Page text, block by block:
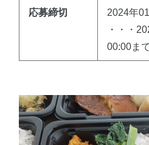
応募締切
2024年
・・・
00:00ま